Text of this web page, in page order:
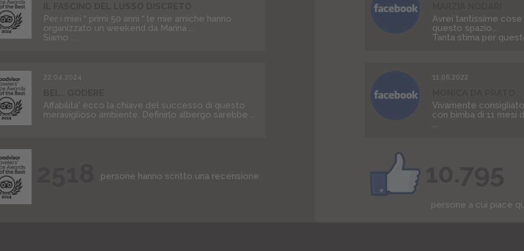
Per i miei “ primi 50 anni “ le mie amiche hanno
organizzato un weekend da Marina ….
Siamo ...
22.04.2024
Affabilita' ecco la chiave del successo di questo
meraviglioso ambiente. Definirlo albergo sarebbe ...
persone hanno scritto una recensione
Avrei tantissime cose
questo spazio...
Tanta stima per
11.06.2022
Vivamente
con bimba di 11 mesi
...
persone a cui piace